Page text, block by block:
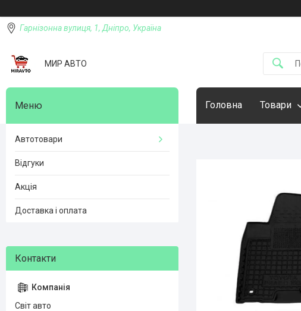
Гарнізонна вулиця, 1, Дніпро, Україна
МИР АВТО
Головна Товари
Автотовари
Відгуки
Акція
Доставка і оплата
Світ авто